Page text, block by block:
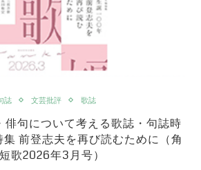
誌 文芸批評 歌誌
俳句について考える歌誌・句誌時
前登志夫を再び読むために（角
歌2026年3月号）